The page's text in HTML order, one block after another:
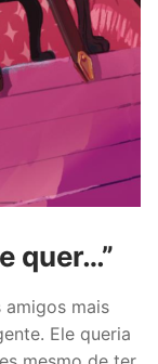
quer…”
mais
Ele queria